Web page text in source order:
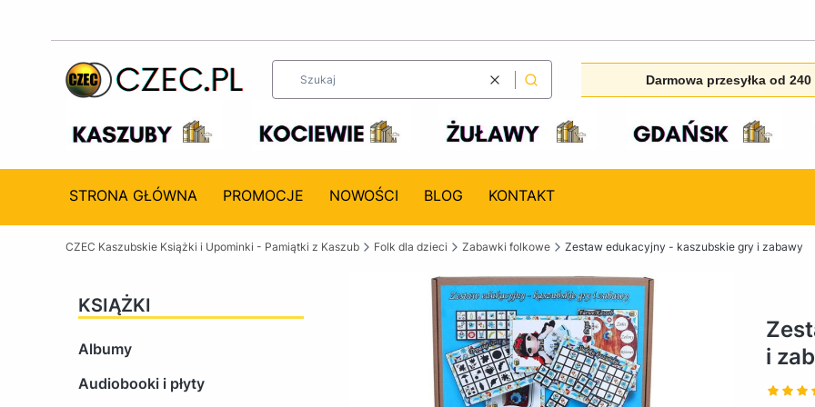
WyczyśćSzukaj Darmowa przesyłka od 240
STRONA GŁÓWNA PROMOCJE NOWOŚCI BLOG KONTAKT
CZEC Kaszubskie Książki i Upominki - Pamiątki z Kaszub Folk dla dzieci Zabawki folkowe Zestaw edukacyjny - kaszubskie gry i zabawy
KSIĄŻKI
Albumy
Audiobooki i płyty
i